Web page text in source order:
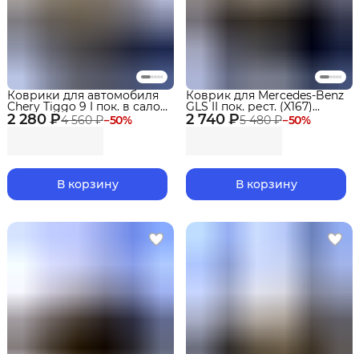
2 280 ₽4 560 ₽−50%
Коврики для автомобиля
Chery Tiggo 9 I пок. в салон
3 ряд (2024-) ("EVA 3D")
Premium
В корзину
2 740 ₽5 480 ₽−50%
Коврик для Mercedes-Benz
GLS II пок. рест. (X167)
(2023-2025 г.в.) для 3 ряда
сидений Premium
В корзину